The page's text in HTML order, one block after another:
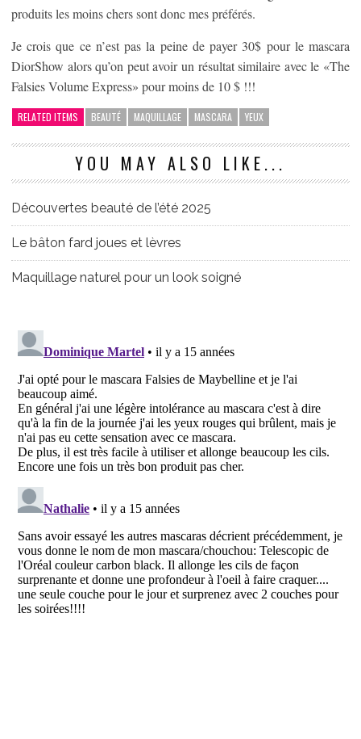
produits les moins chers sont donc mes préférés.
Je crois que ce n’est pas la peine de payer 30$ pour le mascara
DiorShow alors qu’on peut avoir un résultat similaire avec le «The
Falsies Volume Express» pour moins de 10 $ !!!
RELATED ITEMS BEAUTÉ MAQUILLAGE MASCARA YEUX
YOU MAY ALSO LIKE...
Découvertes beauté de l’été 2025
Le bâton fard joues et lèvres
Maquillage naturel pour un look soigné